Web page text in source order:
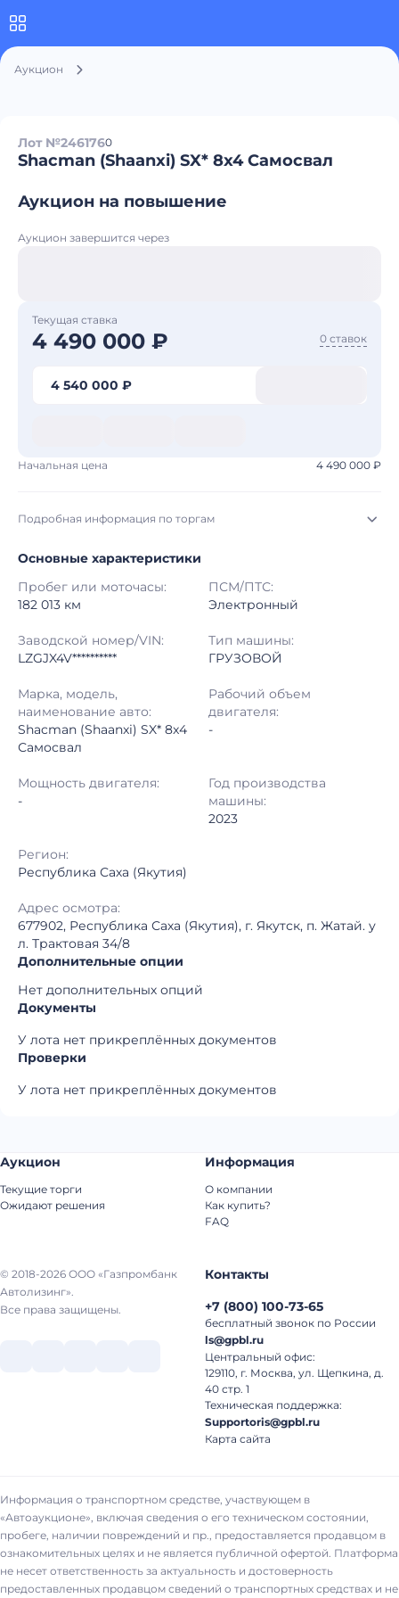
Аукцион
Лот №2461760
Shacman (Shaanxi) SX* 8x4 Самосвал
Аукцион на повышение
Аукцион завершится через
Текущая ставка
4 490 000 ₽ 0 ставок
4 540 000 ₽
Начальная цена 4 490 000 ₽
Подробная информация по торгам
Начало торгов: 03.08.2026, 06:30 МСК
Конец торгов: 10.08.2026, 05:50 МСК
Тип аукциона: Открытые торги
Шаг торгов: 50 000 ₽
Кол-во ставок:
Регион: Республика Саха (Якутия)
Основные характеристики
Пробег или моточасы:
182 013 км
ПСМ/ПТС:
Электронный
Заводской номер/VIN:
LZGJX4V**********
Тип машины:
ГРУЗОВОЙ
Марка, модель,
наименование авто:
Shacman (Shaanxi) SX* 8x4
Самосвал
Рабочий объем
двигателя:
-
Мощность двигателя:
-
Год производства
машины:
2023
Регион:
Республика Саха (Якутия)
Адрес осмотра:
677902, Республика Саха (Якутия), г. Якутск, п. Жатай. у
л. Трактовая 34/8
Дополнительные опции
Нет дополнительных опций
Документы
У лота нет прикреплённых документов
Проверки
У лота нет прикреплённых документов
© 2018-2026 ООО «Газпромбанк
Автолизинг».
Все права защищены.
Аукцион
Текущие торги
Ожидают решения
Информация
О компании
Как купить?
FAQ
Контакты
+7 (800) 100-73-65
бесплатный звонок по России
ls@gpbl.ru
Центральный офис:
129110, г. Москва, ул. Щепкина, д.
40 стр. 1
Техническая поддержка:
Supportoris@gpbl.ru
Карта сайта
Информация о транспортном средстве, участвующем в
«Автоаукционе», включая сведения о его техническом состоянии,
пробеге, наличии повреждений и пр., предоставляется продавцом в
ознакомительных целях и не является публичной офертой. Платформа
не несет ответственность за актуальность и достоверность
предоставленных продавцом сведений о транспортных средствах и не